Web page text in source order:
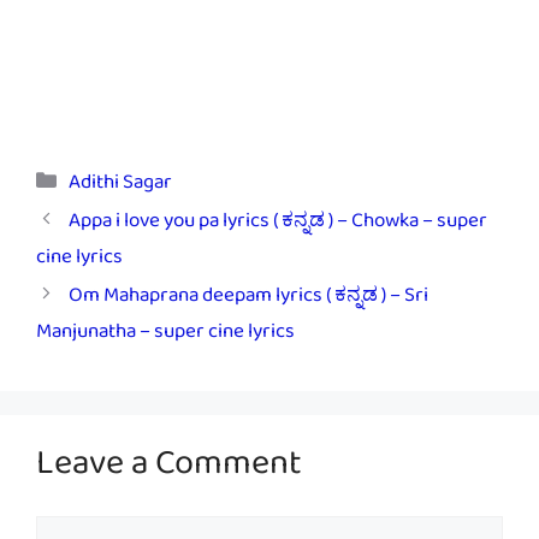
Categories
Adithi Sagar
Appa i love you pa lyrics ( ಕನ್ನಡ ) – Chowka – super
cine lyrics
Om Mahaprana deepam lyrics ( ಕನ್ನಡ ) – Sri
Manjunatha – super cine lyrics
Leave a Comment